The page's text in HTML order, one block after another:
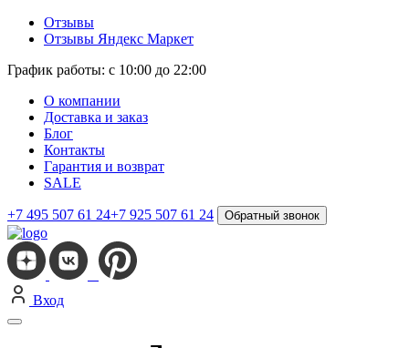
Отзывы
Отзывы Яндекс Маркет
График работы: с 10:00 до 22:00
О компании
Доставка и заказ
Блог
Контакты
Гарантия и возврат
SALE
+7 495 507 61 24+7 925 507 61 24 Обратный звонок
Вход